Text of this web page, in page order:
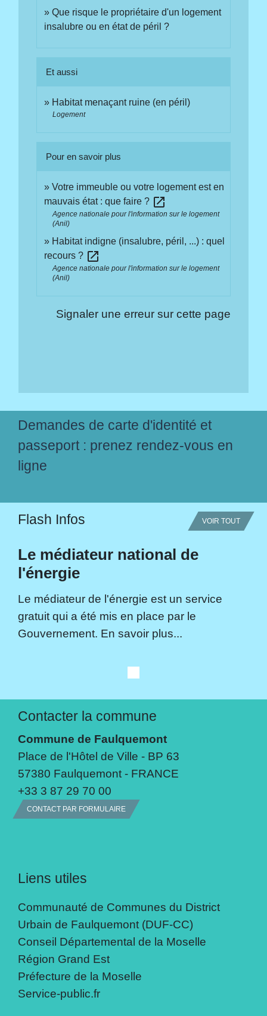
Que risque le propriétaire d'un logement
insalubre ou en état de péril ?
Et aussi
Habitat menaçant ruine (en péril)
Logement
Pour en savoir plus
Votre immeuble ou votre logement est en
mauvais état : que faire ? open_in_new
Agence nationale pour l'information sur le logement
(Anil)
Habitat indigne (insalubre, péril, ...) : quel
recours ? open_in_new
Agence nationale pour l'information sur le logement
(Anil)
Signaler une erreur sur cette page
Demandes de carte d'identité et
passeport : prenez rendez-vous en
ligne
Flash Infos VOIR TOUT
Le médiateur national de
l'énergie
Le médiateur de l'énergie est un service
gratuit qui a été mis en place par le
Gouvernement. En savoir plus...
Contacter la commune
Commune de Faulquemont
Place de l'Hôtel de Ville - BP 63
57380 Faulquemont - FRANCE
+33 3 87 29 70 00
CONTACT PAR FORMULAIRE
Liens utiles
Communauté de Communes du District
Urbain de Faulquemont (DUF-CC)
Conseil Départemental de la Moselle
Région Grand Est
Préfecture de la Moselle
Service-public.fr